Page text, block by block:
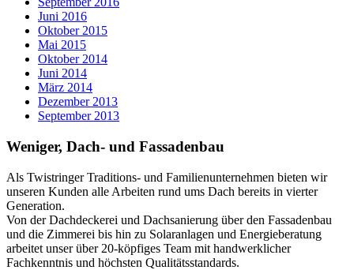
Juni 2016
Oktober 2015
Mai 2015
Oktober 2014
Juni 2014
März 2014
Dezember 2013
September 2013
Weniger, Dach- und Fassadenbau
Als Twistringer Traditions- und Familienunternehmen bieten wir
unseren Kunden alle Arbeiten rund ums Dach bereits in vierter
Generation.
Von der Dachdeckerei und Dachsanierung über den Fassadenbau
und die Zimmerei bis hin zu Solaranlagen und Energieberatung
arbeitet unser über 20-köpfiges Team mit handwerklicher
Fachkenntnis und höchsten Qualitätsstandards.